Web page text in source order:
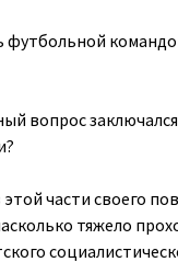
футбольной
вопрос
части своего
тяжело